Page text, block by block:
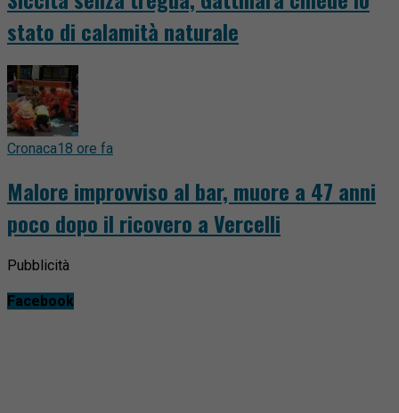
stato di calamità naturale
Cronaca18 ore fa
Malore improvviso al bar, muore a 47 anni
poco dopo il ricovero a Vercelli
Pubblicità
Facebook